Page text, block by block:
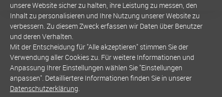
unsere Website sicher zu halten, ihre Leistung zu messen, den
Inhalt zu personalisieren und Ihre Nutzung unserer Website zu
verbessern. Zu diesem Zweck erfassen wir Daten über Benutzer
und deren Verhalten.
Mit der Entscheidung für "Alle akzeptieren" stimmen Sie der
Verwendung aller Cookies zu. Für weitere Informationen und
Anpassung Ihrer Einstellungen wählen Sie "Einstellungen
anpassen". Detailliertere Informationen finden Sie in unserer
Datenschutzerklärung.